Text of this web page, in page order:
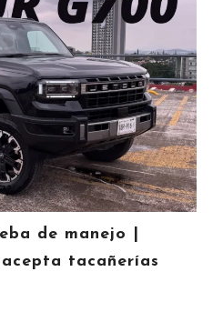
de manejo |
tacañerías